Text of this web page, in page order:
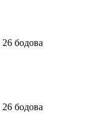
26 бодова
26 бодова